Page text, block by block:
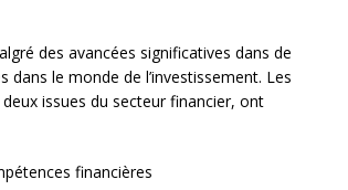
des avancées significatives dans de
le monde de l’investissement. Les
issues du secteur financier, ont
financières